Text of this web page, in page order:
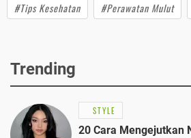
#Tips Kesehatan
#Perawatan Mulut
Trending
STYLE
20 Cara Mengejutkan